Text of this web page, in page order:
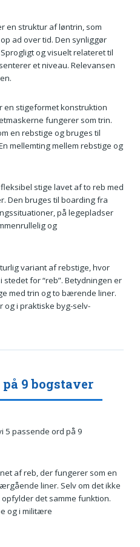
en struktur af løntrin, som
ad over tid. Den synliggør
og visuelt relateret til
et niveau. Relevansen
en stigeformet konstruktion
fungerer som trin.
en rebstige og bruges til
mellemting mellem rebstige og
stige lavet af to reb med
Den bruges til boarding fra
på legepladser
og
variant af rebstige, hvor
stedet for “reb”. Betydningen er
med trin og to bærende liner.
og i praktiske byg-selv-
9 bogstaver
5 passende ord på 9
af reb, der fungerer som en
liner. Selv om det ikke
det samme funktion.
og i militære